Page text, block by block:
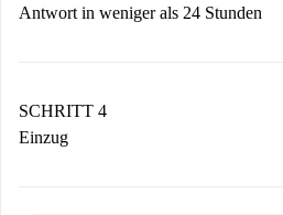
Vermieter zustimmt.
Antwort in weniger als 24 Stunden
stellen den Kontakt her.
Wenn der Vermieter ablehnen
SCHRITT 4
Einzug